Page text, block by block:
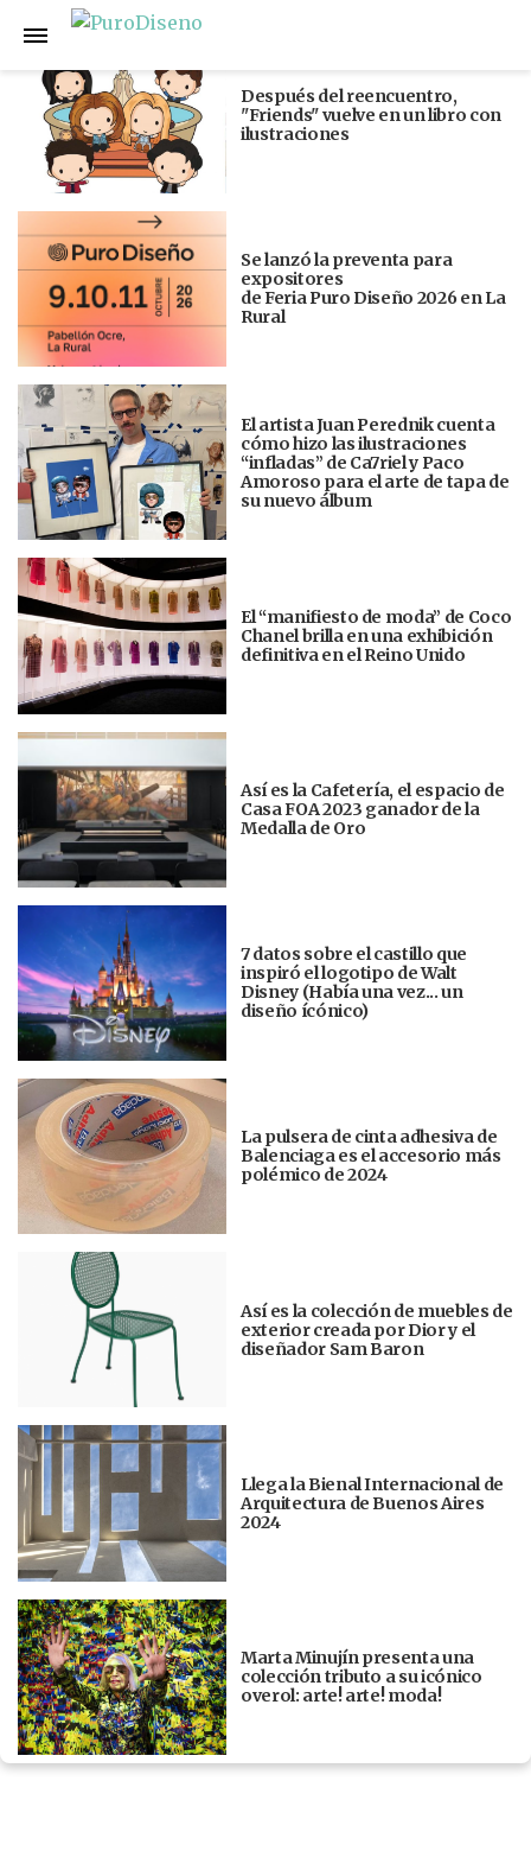
Anterior
Después del reencuentro,
"Friends" vuelve en un libro con
ilustraciones
Se lanzó la preventa para
expositores
de Feria Puro Diseño 2026 en La
Rural
El artista Juan Perednik cuenta
cómo hizo las ilustraciones
“infladas” de Ca7riel y Paco
Amoroso para el arte de tapa de
su nuevo álbum
El “manifiesto de moda” de Coco
Chanel brilla en una exhibición
definitiva en el Reino Unido
Así es la Cafetería, el espacio de
Casa FOA 2023 ganador de la
Medalla de Oro
7 datos sobre el castillo que
inspiró el logotipo de Walt
Disney (Había una vez... un
diseño ícónico)
La pulsera de cinta adhesiva de
Balenciaga es el accesorio más
polémico de 2024
Así es la colección de muebles de
exterior creada por Dior y el
diseñador Sam Baron
Llega la Bienal Internacional de
Arquitectura de Buenos Aires
2024
Marta Minujín presenta una
colección tributo a su icónico
overol: arte! arte! moda!
Siguiente